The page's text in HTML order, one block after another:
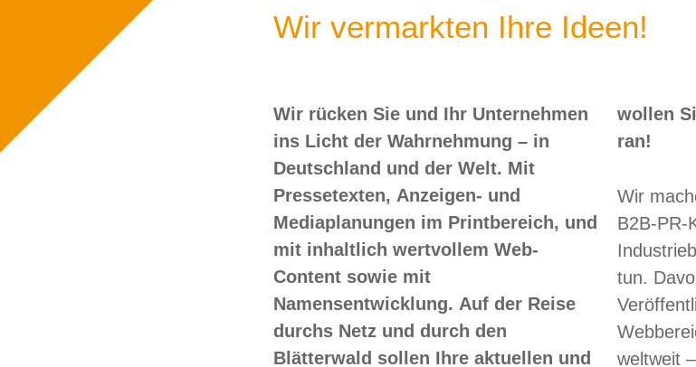
Wir vermarkten Ihre Ideen!
Wir rücken Sie und Ihr Unternehmen
ins Licht der Wahrnehmung – in
Deutschland und der Welt. Mit
Pressetexten, Anzeigen- und
Mediaplanungen im Printbereich, und
mit inhaltlich wertvollem Web-
Content sowie mit
Namensentwicklung. Auf der Reise
durchs Netz und durch den
Blätterwald sollen Ihre aktuellen und
wollen Sie doch – oder? Dann nix wie
ran!
Wir
B2B-PR-
tun.
weltweit